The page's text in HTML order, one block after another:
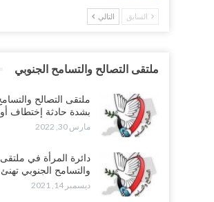
السابق التالي
ملتقى التصالح والتسامح الجنوبي
ملتقى التصالح
بشدة حادثة إختطاف
مارس 30, 2022
دائرة المرأة في ملتقى
والتسامح الجنوبي
ديسمبر 14, 2021